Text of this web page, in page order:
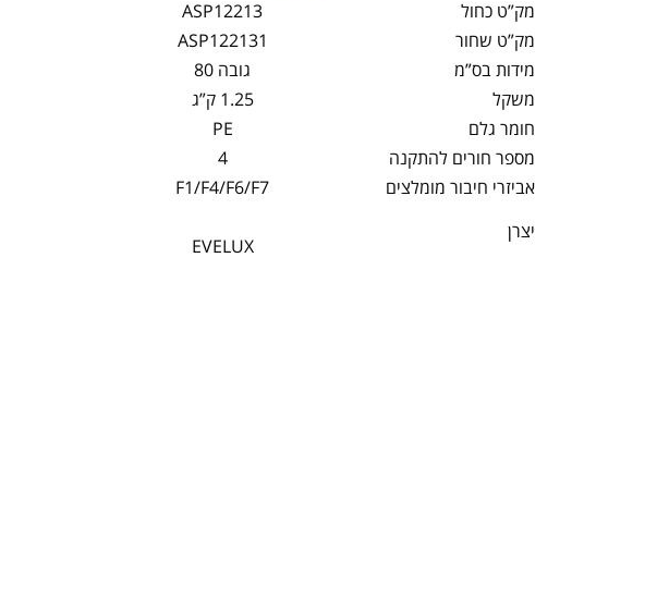
מק”ט כחול
ASP12213
מק”ט שחור
ASP122131
מידות בס”מ
גובה 80
משקל
1.25 ק”ג
חומר גלם
PE
מספר חורים להתקנה
4
אביזרי חיבור מומלצים
F1/F4/F6/F7
יצרן
EVELUX